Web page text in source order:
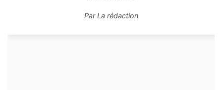
ParLa rédaction